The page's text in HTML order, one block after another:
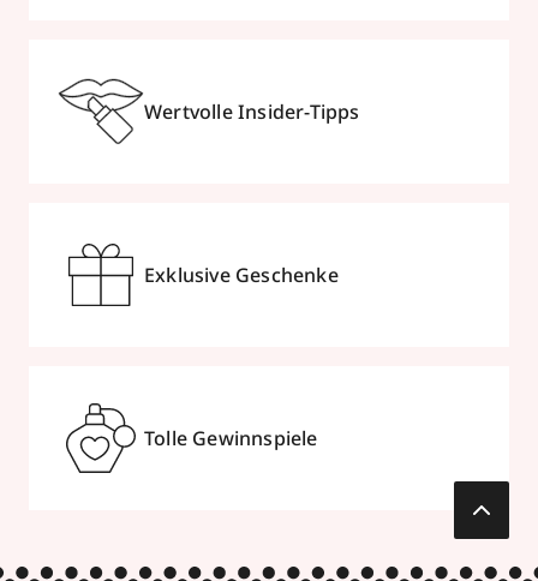
Wertvolle Insider-Tipps
Exklusive Geschenke
Tolle Gewinnspiele